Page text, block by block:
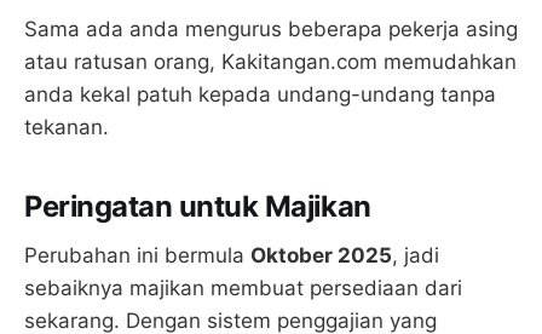
Sama ada anda mengurus beberapa pekerja asing
atau ratusan orang, Kakitangan.com memudahkan
anda kekal patuh kepada undang-undang tanpa
tekanan.
Peringatan untuk Majikan
Perubahan ini bermula Oktober 2025, jadi
sebaiknya majikan membuat persediaan dari
sekarang. Dengan sistem penggajian yang